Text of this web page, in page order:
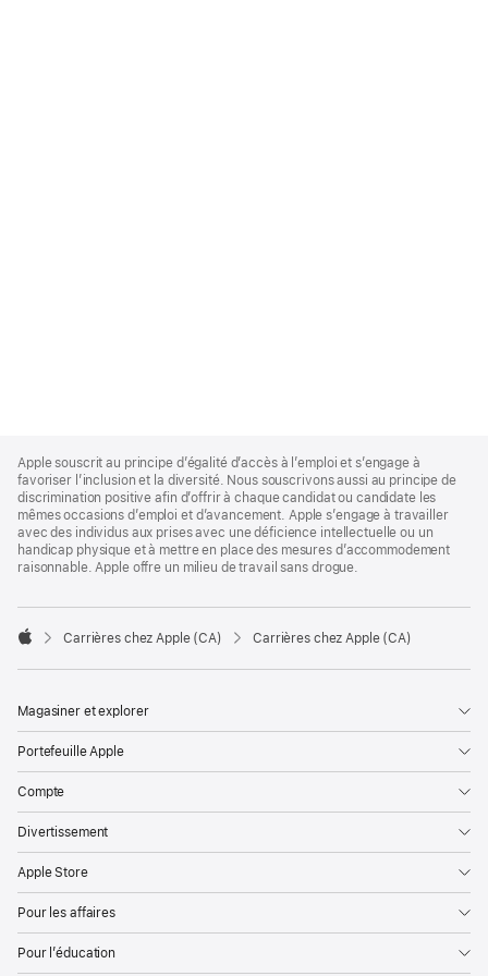
Footer
Apple souscrit au principe d’égalité d’accès à l’emploi et s’engage à
favoriser l’inclusion et la diversité. Nous souscrivons aussi au principe de
discrimination positive afin d’offrir à chaque candidat ou candidate les
mêmes occasions d’emploi et d’avancement. Apple s’engage à travailler
avec des individus aux prises avec une déficience intellectuelle ou un
handicap physique et à mettre en place des mesures d’accommodement
raisonnable. Apple offre un milieu de travail sans drogue.

Carrières chez Apple (CA) Carrières chez Apple (CA)
Magasiner et explorer
Portefeuille Apple
Compte
Divertissement
Apple Store
Pour les affaires
Pour l’éducation